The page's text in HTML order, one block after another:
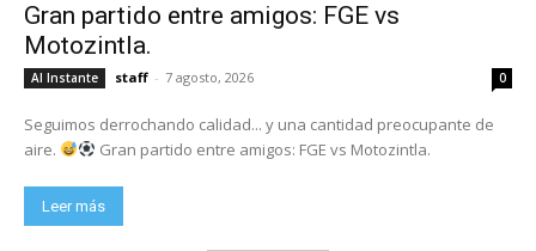
Gran partido entre amigos: FGE vs
Motozintla.
Al Instante staff - 7 agosto, 2026 0
Seguimos derrochando calidad... y una cantidad preocupante de
aire.
Gran partido entre amigos: FGE vs Motozintla.
Leer más